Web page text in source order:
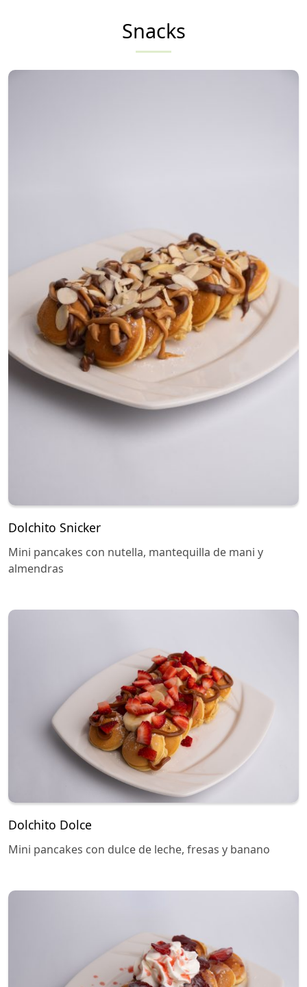
Snacks
Dolchito Snicker
Mini pancakes con nutella, mantequilla de mani y
almendras
Dolchito Dolce
Mini pancakes con dulce de leche, fresas y banano